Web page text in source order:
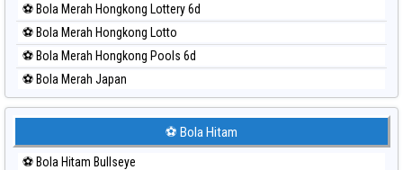
⚽ Bola Merah Hongkong Lottery 6d
⚽ Bola Merah Hongkong Lotto
⚽ Bola Merah Hongkong Pools 6d
⚽ Bola Merah Japan
⚽ Bola Merah Japan 6d
⚽ Bola Merah Kuda Lari
⚽ Bola Hitam
⚽ Bola Hitam Bullseye